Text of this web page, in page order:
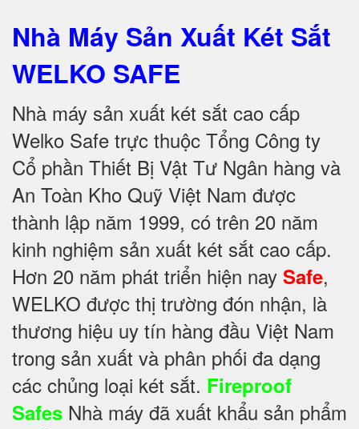
Nhà Máy Sản Xuất Két Sắt
WELKO SAFE
Nhà máy sản xuất két sắt cao cấp
Welko Safe trực thuộc Tổng Công ty
Cổ phần Thiết Bị Vật Tư Ngân hàng và
An Toàn Kho Quỹ Việt Nam được
thành lập năm 1999, có trên 20 năm
kinh nghiệm sản xuất két sắt cao cấp.
Hơn 20 năm phát triển hiện nay Safe,
WELKO được thị trường đón nhận, là
thương hiệu uy tín hàng đầu Việt Nam
trong sản xuất và phân phối đa dạng
các chủng loại két sắt. Fireproof
Safes Nhà máy đã xuất khẩu sản phẩm